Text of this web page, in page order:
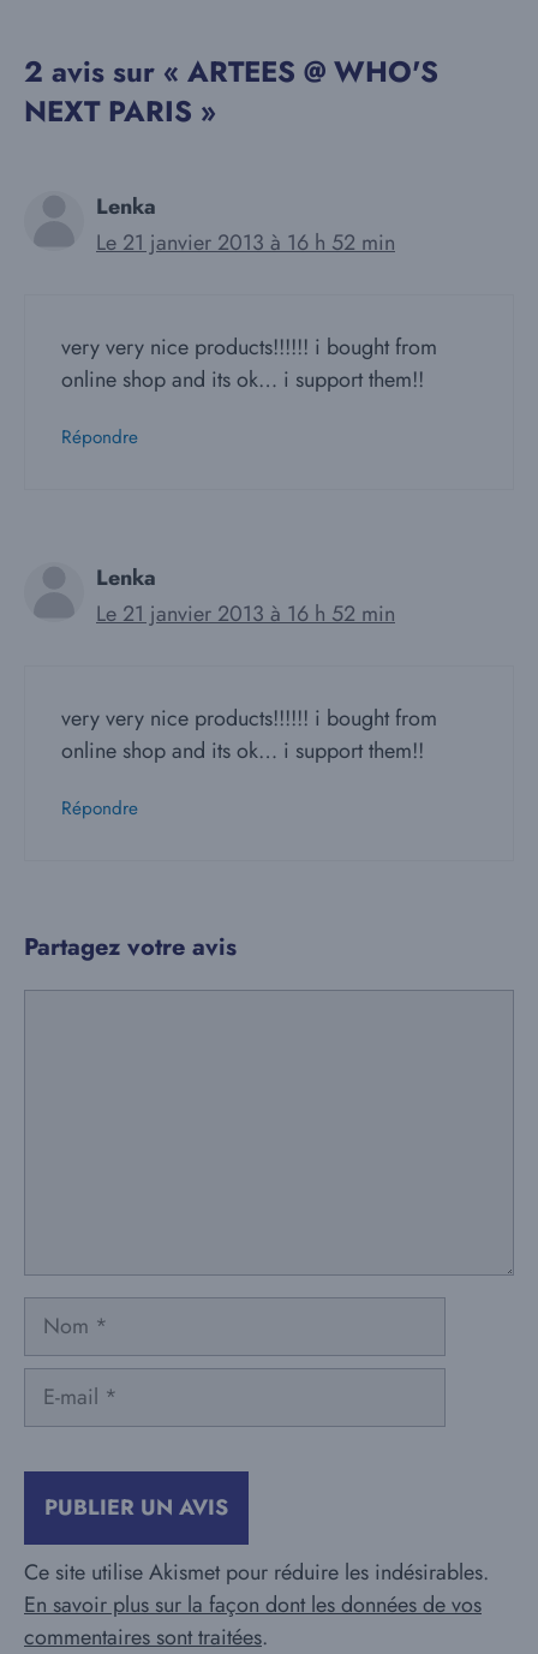
2 avis sur « ARTEES @ WHO'S
NEXT PARIS »
Lenka
Le 21 janvier 2013 à 16 h 52 min
very very nice products!!!!!! i bought from
online shop and its ok… i support them!!
Répondre
Lenka
Le 21 janvier 2013 à 16 h 52 min
very very nice products!!!!!! i bought from
online shop and its ok… i support them!!
Répondre
Partagez votre avis
Nom
mail
Ce site utilise Akismet pour réduire les indésirables.
En savoir plus sur la façon dont les données de vos
commentaires sont traitées.